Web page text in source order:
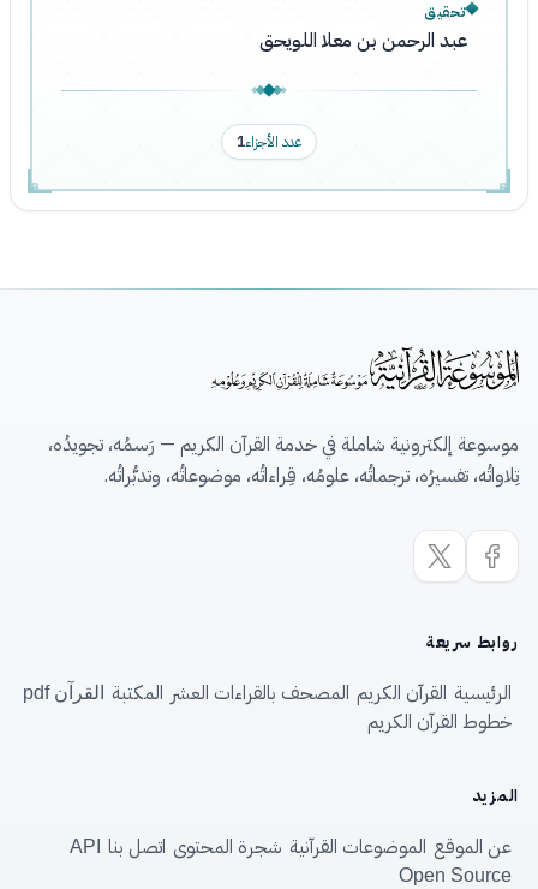
تحقيق
عبد الرحمن بن معلا اللويحق
عدد الأجزاء1
موسوعة إلكترونية شاملة في خدمة القرآن الكريم — رَسمُه، تجويدُه،
تِلاواتُه، تفسيرُه، ترجماتُه، علومُه، قِراءاتُه، موضوعاتُه، وتدبُّراتُه.
روابط سريعة
الرئيسية القرآن الكريم المصحف بالقراءات العشر المكتبة القرآن pdf
خطوط القرآن الكريم
المزيد
عن الموقع الموضوعات القرآنية شجرة المحتوى اتصل بنا
API
Open Source